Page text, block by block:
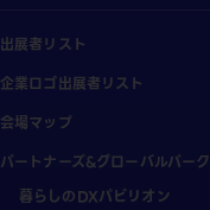
出展者リスト
企業ロゴ出展者リスト
会場マップ
パートナーズ&グローバルパーク
暮らしのDXパビリオン